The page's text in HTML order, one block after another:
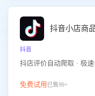
抖音小店商
抖音
抖店评价自动爬取 · 极
免费试用 已售99+